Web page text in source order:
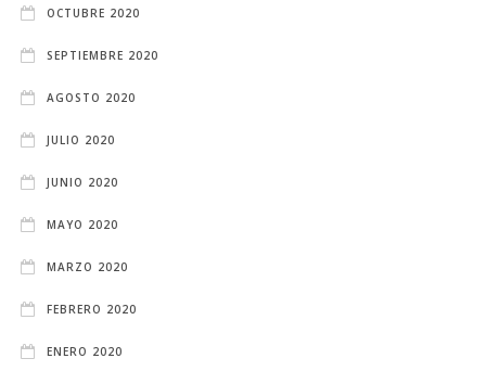
OCTUBRE 2020
SEPTIEMBRE 2020
AGOSTO 2020
JULIO 2020
JUNIO 2020
MAYO 2020
MARZO 2020
FEBRERO 2020
ENERO 2020